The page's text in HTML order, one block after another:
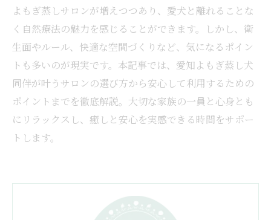
よもぎ蒸しサロンが増えつつあり、愛犬と離れることな
く自然療法の魅力を感じることができます。しかし、衛
生面やルール、快適な空間づくりなど、気になるポイン
トも多いのが現実です。本記事では、愛知よもぎ蒸し犬
同伴が叶うサロンの選び方から安心して利用するための
ポイントまでを徹底解説。大切な家族の一員と心身とも
にリラックスし、癒しと安心を実感できる時間をサポー
トします。